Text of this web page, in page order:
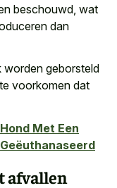
beschouwd, wat
dan
worden geborsteld
voorkomen dat
Met Een
afvallen